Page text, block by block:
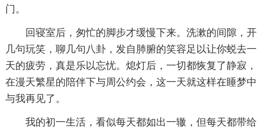
门。
回寝室后，匆忙的脚步才缓慢下来。洗漱的间隙，开
几句玩笑，聊几句八卦，发自肺腑的笑容足以让你蜕去一
天的疲劳，真是乐以忘忧。熄灯后，一切都恢复了静寂，
在漫天繁星的陪伴下与周公约会，这一天就这样在睡梦中
与我再见了。
我的初一生活，看似每天都如出一辙，但每天都带给